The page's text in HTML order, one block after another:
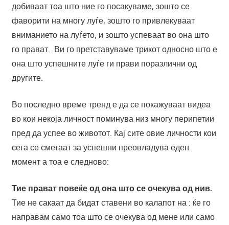
добиваат тоа што ние го посакуваме, зошто се
фаворити на многу луѓе, зошто го привлекуваат
вниманието на луѓето, и зошто успеваат во она што
го прават. Ви го претставуваме трикот односно што е
она што успешните луѓе ги прави поразлични од
другите.
Во последно време тренд е да се покажуваат видеа
во кои некоја личност поминува низ многу перипетии
пред да успее во животот. Кај сите овие личности кои
сега се сметаат за успешни преовладува еден
момент а тоа е следново:
Тие прават повеќе од она што се очекува од нив.
Тие не сакаат да бидат ставени во калапот на : ќе го
направам само тоа што се очекува од мене или само